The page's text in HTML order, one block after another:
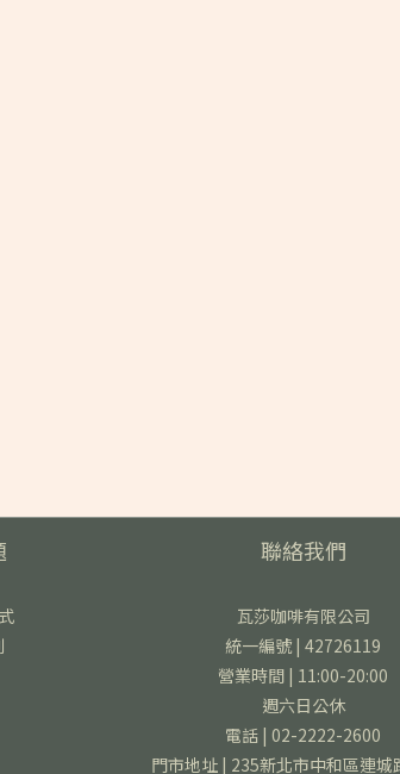
聯絡我們
瓦莎咖啡有限公司
統一編號 | 42726119
營業時間 | 11:00-20:00
週六日公休
電話 | 02-2222-2600
門市地址 | 235新北市中和區連城